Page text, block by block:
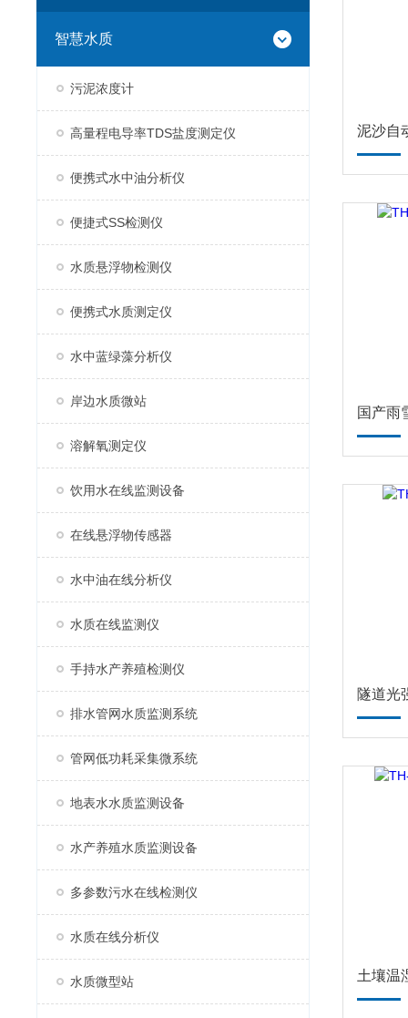
智慧水质
污泥浓度计
高量程电导率TDS盐度测定仪
便携式水中油分析仪
便捷式SS检测仪
水质悬浮物检测仪
便携式水质测定仪
水中蓝绿藻分析仪
岸边水质微站
溶解氧测定仪
饮用水在线监测设备
在线悬浮物传感器
水中油在线分析仪
水质在线监测仪
手持水产养殖检测仪
排水管网水质监测系统
管网低功耗采集微系统
地表水水质监测设备
水产养殖水质监测设备
多参数污水在线检测仪
水质在线分析仪
水质微型站
泥沙自
国产雨
隧道光
土壤温